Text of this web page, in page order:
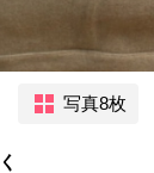
写真8枚